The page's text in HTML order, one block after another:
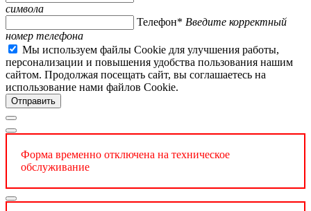
символа
Телефон* Введите корректный
номер телефона
Мы используем файлы Cookie для улучшения работы,
персонализации и повышения удобства пользования нашим
сайтом. Продолжая посещать сайт, вы соглашаетесь на
использование нами файлов Cookie.
Форма временно отключена на техническое
обслуживание